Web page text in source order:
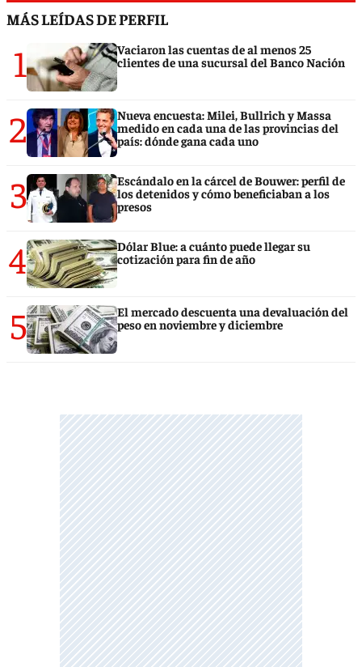
MÁS LEÍDAS DE PERFIL
1
Vaciaron las cuentas de al menos 25
clientes de una sucursal del Banco Nación
2
Nueva encuesta: Milei, Bullrich y Massa
medido en cada una de las provincias del
país: dónde gana cada uno
3
Escándalo en la cárcel de Bouwer: perfil de
los detenidos y cómo beneficiaban a los
presos
4
Dólar Blue: a cuánto puede llegar su
cotización para fin de año
5
El mercado descuenta una devaluación del
peso en noviembre y diciembre